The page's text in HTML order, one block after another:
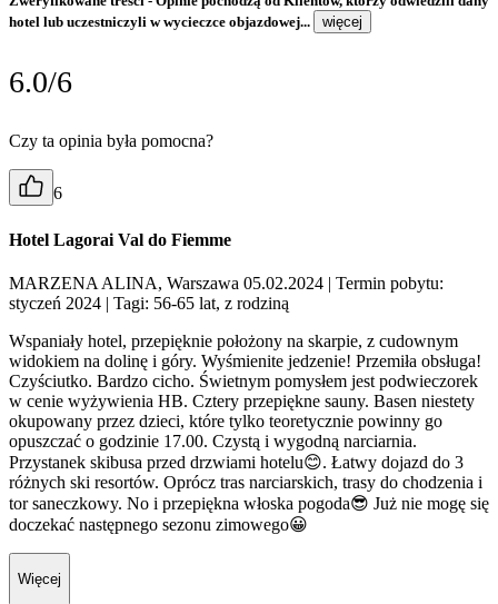
hotel lub uczestniczyli w wycieczce objazdowej...
więcej
6.0/6
Czy ta opinia była pomocna?
6
Hotel Lagorai Val do Fiemme
MARZENA ALINA, Warszawa 05.02.2024 | Termin pobytu:
styczeń 2024 | Tagi: 56-65 lat, z rodziną
Wspaniały hotel, przepięknie położony na skarpie, z cudownym
widokiem na dolinę i góry. Wyśmienite jedzenie! Przemiła obsługa!
Czyściutko. Bardzo cicho. Świetnym pomysłem jest podwieczorek
w cenie wyżywienia HB. Cztery przepiękne sauny. Basen niestety
okupowany przez dzieci, które tylko teoretycznie powinny go
opuszczać o godzinie 17.00. Czystą i wygodną narciarnia.
Przystanek skibusa przed drzwiami hotelu😊. Łatwy dojazd do 3
różnych ski resortów. Oprócz tras narciarskich, trasy do chodzenia i
tor saneczkowy. No i przepiękna włoska pogoda😎 Już nie mogę się
doczekać następnego sezonu zimowego😀
Więcej